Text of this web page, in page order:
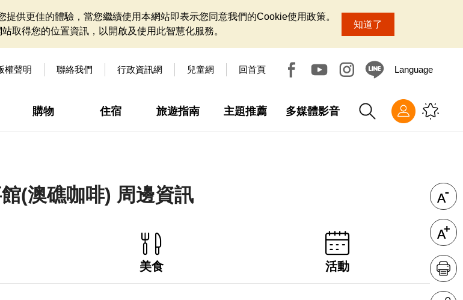
供更佳的體驗，當您繼續使用本網站即表示您同意我們的Cookie使用政策。
取得您的位置資訊，以開啟及使用此智慧化服務。
知道了
權聲明 聯絡我們 行政資訊網 兒童網 回首頁 Language
購物 住宿 旅遊指南 主題推薦 多媒體影音
(澳礁咖啡) 周邊資訊
美食 活動